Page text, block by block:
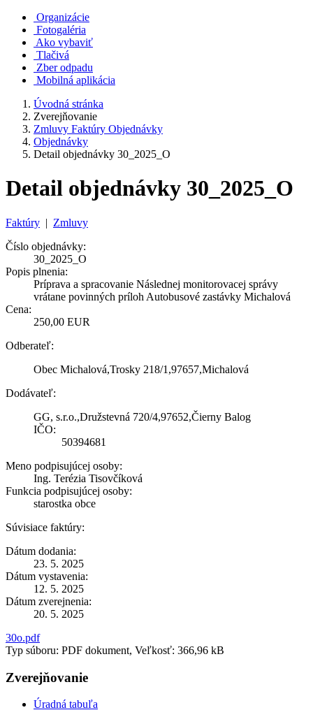
Organizácie
Fotogaléria
Ako vybaviť
Tlačivá
Zber odpadu
Mobilná aplikácia
Úvodná stránka
Zverejňovanie
Zmluvy Faktúry Objednávky
Objednávky
Detail objednávky 30_2025_O
Detail objednávky 30_2025_O
Faktúry | Zmluvy
Číslo objednávky:
30_2025_O
Popis plnenia:
Príprava a spracovanie Následnej monitorovacej správy
vrátane povinných príloh Autobusové zastávky Michalová
Cena:
250,00 EUR
Odberateľ:
Obec Michalová,Trosky 218/1,97657,Michalová
Dodávateľ:
GG, s.r.o.,Družstevná 720/4,97652,Čierny Balog
IČO:
50394681
Meno podpisujúcej osoby:
Ing. Terézia Tisovčíková
Funkcia podpisujúcej osoby:
starostka obce
Súvisiace faktúry:
Dátum dodania:
23. 5. 2025
Dátum vystavenia:
12. 5. 2025
Dátum zverejnenia:
20. 5. 2025
30o.pdf
Typ súboru: PDF dokument, Veľkosť: 366,96 kB
Zverejňovanie
Úradná tabuľa